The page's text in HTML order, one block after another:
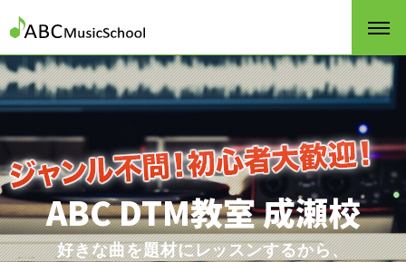
ABC DTM教室 成瀬校
好きな曲を題材にレッスンするから、